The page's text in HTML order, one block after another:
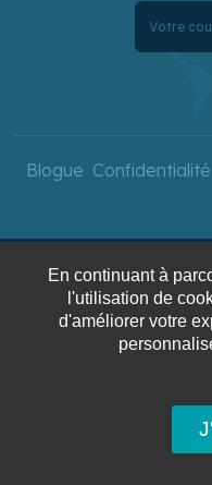
Blogue Confidentialité
Copyright © 2025 Voyages
AquaTerra. Tous droits
En continuant à
l'utilisation de
d'améliorer votre